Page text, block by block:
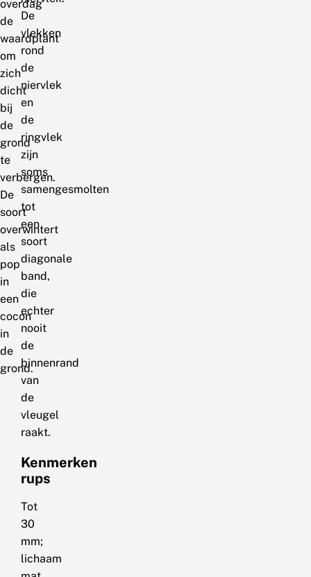
overdag
de
waardplant
om
zich
dicht
bij
de
grond
te
verbergen.
De
soort
overwintert
als
pop
in
een
cocon
in
de
grond.
De
vlekken
rond
de
niervlek
en
de
ringvlek
zijn
soms
samengesmolten
tot
een
soort
diagonale
band,
die
echter
nooit
de
binnenrand
van
de
vleugel
raakt.
Kenmerken
rups
Tot
30
mm;
lichaam